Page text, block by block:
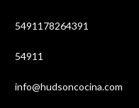
5491178264391
54911
info@hudsoncocina.com